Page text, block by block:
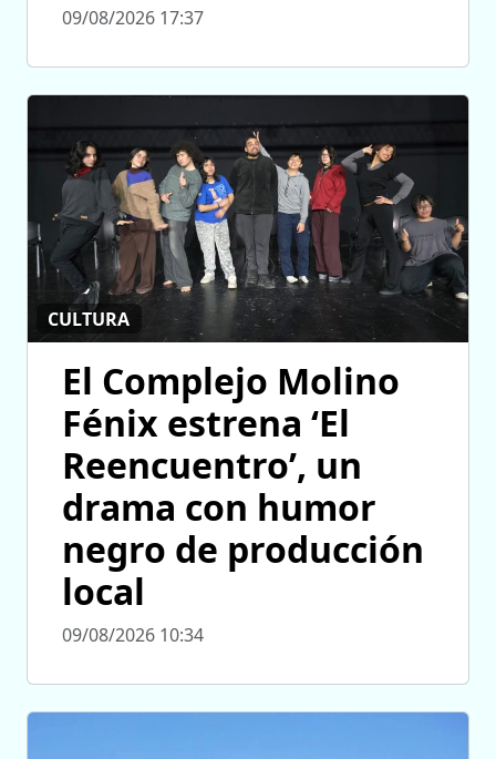
09/08/2026 17:37
CULTURA
El Complejo Molino
Fénix estrena ‘El
Reencuentro’, un
drama con humor
negro de producción
local
09/08/2026 10:34